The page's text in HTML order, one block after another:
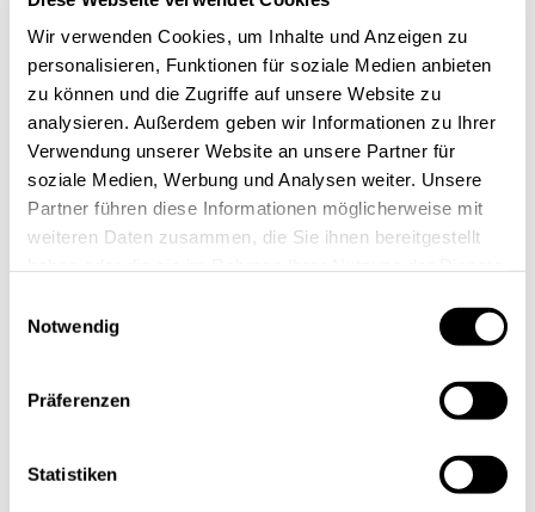
Wir verwenden Cookies, um Inhalte und Anzeigen zu
personalisieren, Funktionen für soziale Medien anbieten
zu können und die Zugriffe auf unsere Website zu
analysieren. Außerdem geben wir Informationen zu Ihrer
Verwendung unserer Website an unsere Partner für
soziale Medien, Werbung und Analysen weiter. Unsere
Partner führen diese Informationen möglicherweise mit
weiteren Daten zusammen, die Sie ihnen bereitgestellt
Notwendig
Präferenzen
Statistiken
kommunalen Wärmeplanung werden in einem
Wärmeplan zusammengefasst, der als Leitfaden für
die zukünftige Wärmeversorgung der Gemeinde dient.